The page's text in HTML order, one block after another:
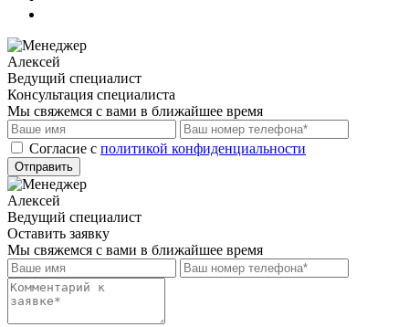
Алексей
Ведущий специалист
Консультация специалиста
Мы свяжемся с вами в ближайшее время
Cогласие с политикой конфиденциальности
Отправить
Алексей
Ведущий специалист
Оставить заявку
Мы свяжемся с вами в ближайшее время